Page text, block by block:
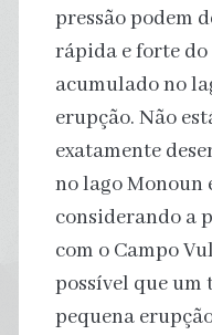
pressão podem
rápida e forte
acumulado no
erupção. Não
exatamente
no lago Monoun
considerando a
com o Campo
possível que um
pequena